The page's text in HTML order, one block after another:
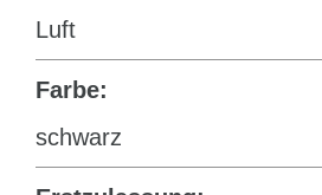
Luft
Farbe:
schwarz